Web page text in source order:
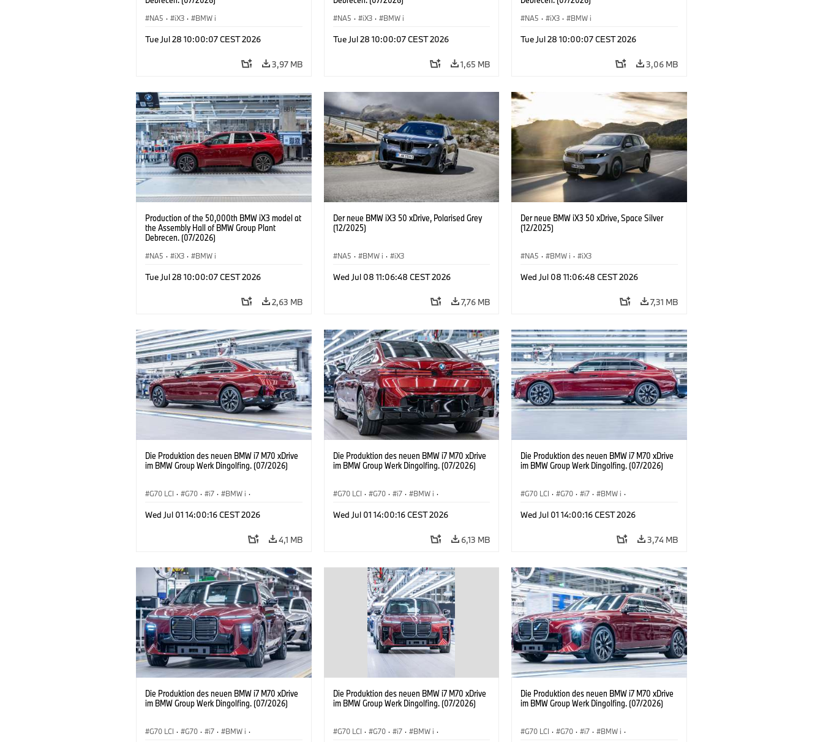
NA5 · iX3 · BMW i
Tue Jul 28 10:00:07 CEST 2026
3,97 MB
NA5 · iX3 · BMW i
Tue Jul 28 10:00:07 CEST 2026
1,65 MB
NA5 · iX3 · BMW i
Tue Jul 28 10:00:07 CEST 2026
3,06 MB
Production of the 50,000th BMW iX3 model at
the Assembly Hall of BMW Group Plant
Debrecen. (07/2026)
NA5 · iX3 · BMW i
Tue Jul 28 10:00:07 CEST 2026
2,63 MB
Der neue BMW iX3 50 xDrive, Polarised Grey
(12/2025)
NA5 · BMW i · iX3
Wed Jul 08 11:06:48 CEST 2026
7,76 MB
Der neue BMW iX3 50 xDrive, Space Silver
(12/2025)
NA5 · BMW i · iX3
Wed Jul 08 11:06:48 CEST 2026
7,31 MB
Die Produktion des neuen BMW i7 M70 xDrive
im BMW Group Werk Dingolfing. (07/2026)
G70 LCI · G70 · i7 · BMW i ·
Wed Jul 01 14:00:16 CEST 2026
4,1 MB
Die Produktion des neuen BMW i7 M70 xDrive
im BMW Group Werk Dingolfing. (07/2026)
G70 LCI · G70 · i7 · BMW i ·
Wed Jul 01 14:00:16 CEST 2026
6,13 MB
Die Produktion des neuen BMW i7 M70 xDrive
im BMW Group Werk Dingolfing. (07/2026)
G70 LCI · G70 · i7 · BMW i ·
Wed Jul 01 14:00:16 CEST 2026
3,74 MB
Die Produktion des neuen BMW i7 M70 xDrive
im BMW Group Werk Dingolfing. (07/2026)
G70 LCI · G70 · i7 · BMW i ·
Die Produktion des neuen BMW i7 M70 xDrive
im BMW Group Werk Dingolfing. (07/2026)
G70 LCI · G70 · i7 · BMW i ·
Die Produktion des neuen BMW i7 M70 xDrive
im BMW Group Werk Dingolfing. (07/2026)
G70 LCI · G70 · i7 · BMW i ·